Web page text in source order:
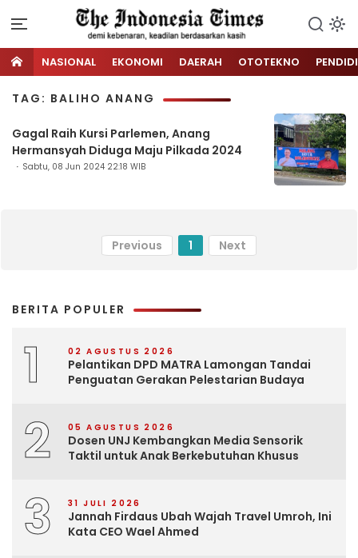
NASIONAL EKONOMI DAERAH OTOTEKNO
TAG: BALIHO ANANG
Gagal Raih Kursi Parlemen, Anang
Hermansyah Diduga Maju Pilkada 2024
Sabtu, 08 Jun 2024 22:18 WIB
Previous 1 Next
BERITA POPULER
1 02 AGUSTUS 2026
Pelantikan DPD MATRA Lamongan Tandai
Penguatan Gerakan Pelestarian Budaya
2 05 AGUSTUS 2026
Dosen UNJ Kembangkan Media Sensorik
Taktil untuk Anak Berkebutuhan Khusus
3 31 JULI 2026
Jannah Firdaus Ubah Wajah Travel Umroh, Ini
Kata CEO Wael Ahmed